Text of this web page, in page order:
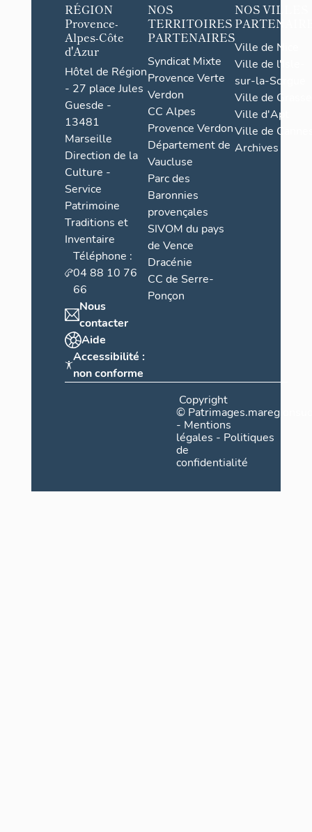
RÉGION
Provence-
Alpes-Côte
d'Azur
Hôtel de Région
- 27 place Jules
Guesde -
13481
Marseille
Direction de la
Culture -
Service
Patrimoine
Traditions et
Inventaire
Téléphone :
04 88 10 76
66
Nous
contacter
Aide
Accessibilité :
non conforme
NOS
TERRITOIRES
PARTENAIRES
Syndicat Mixte
Provence Verte
Verdon
CC Alpes
Provence Verdon
Département de
Vaucluse
Parc des
Baronnies
provençales
SIVOM du pays
de Vence
Dracénie
CC de Serre-
Ponçon
NOS VILLES
Ville de Nice
Ville de l'Isle-
sur-la-Sorgue
Ville de Grasse
Ville d'Apt
Ville de
Archives
Copyright
©
- Mentions
légales - Politiques
de
confidentialité